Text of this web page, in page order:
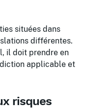
situées dans
différentes.
il doit prendre en
applicable et
risques